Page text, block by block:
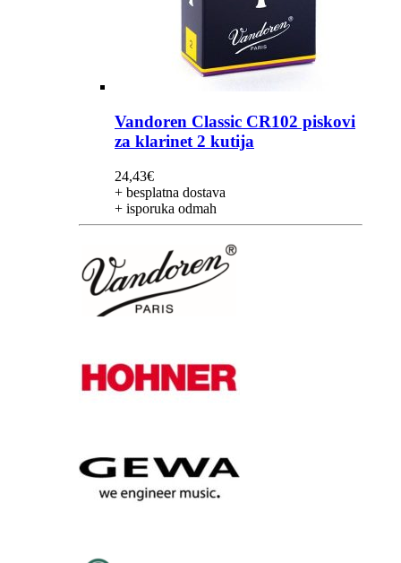
Vandoren Classic CR102 piskovi
za klarinet 2 kutija
24,43€
+ besplatna dostava
+ isporuka odmah